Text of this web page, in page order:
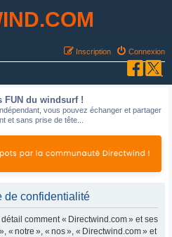
Connexion
Inscription
FUN du windsurf !
vous pouvez échanger et partager
et sans prise de tête...
de confidentialité
comment « Directwind.com » et ses
« notre », « nos », « Directwind.com » et